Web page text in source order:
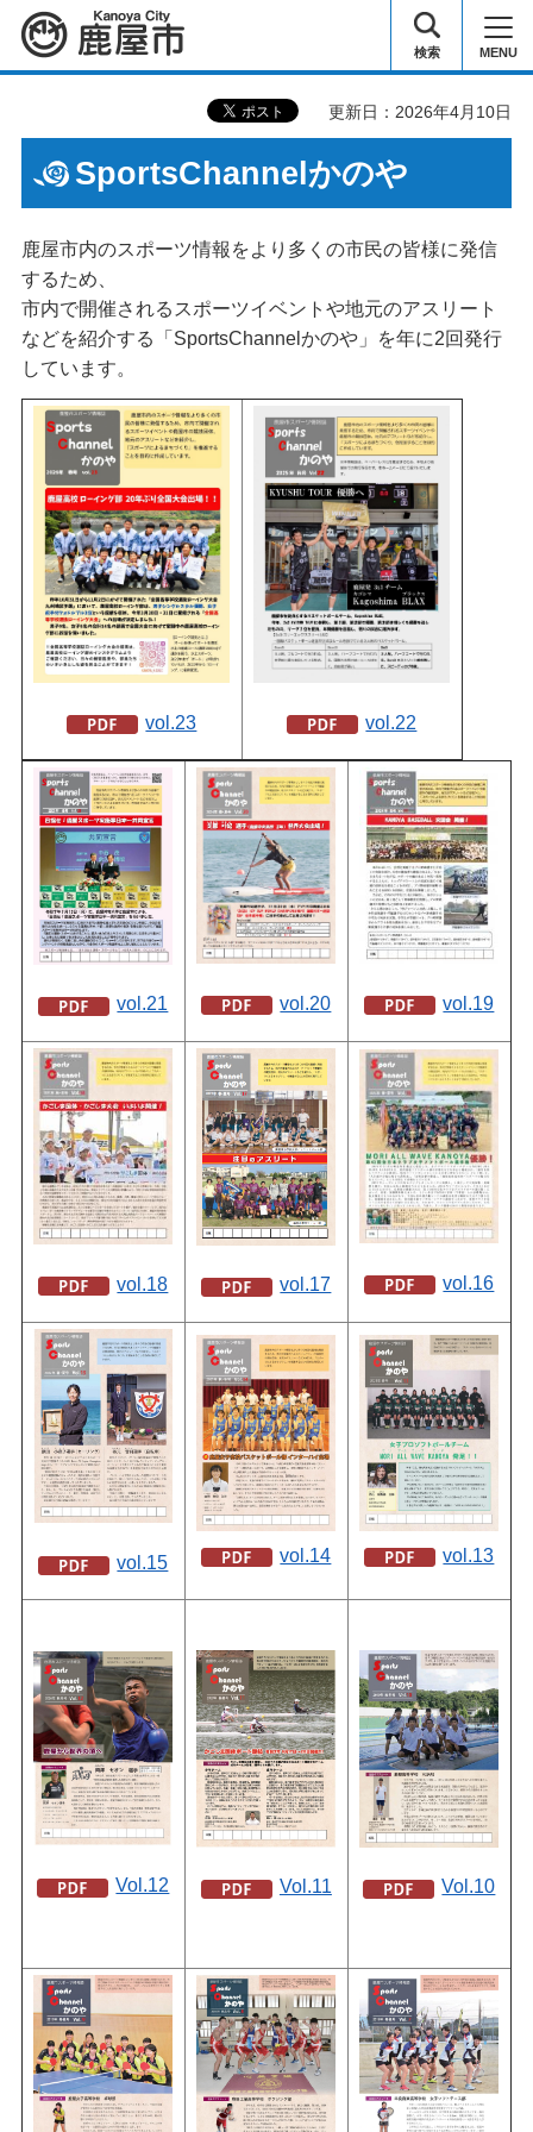
鹿屋市 検索 MENU
更新日：2026年4月10日
SportsChannelかのや
鹿屋市内のスポーツ情報をより多くの市民の皆様に発信
するため、
市内で開催されるスポーツイベントや地元のアスリート
などを紹介する「SportsChannelかのや」を年に2回発行
しています。
vol.23 vol.22
vol.21 vol.20 vol.19
vol.18 vol.17 vol.16
vol.15 vol.14 vol.13
Vol.12 Vol.11 Vol.10